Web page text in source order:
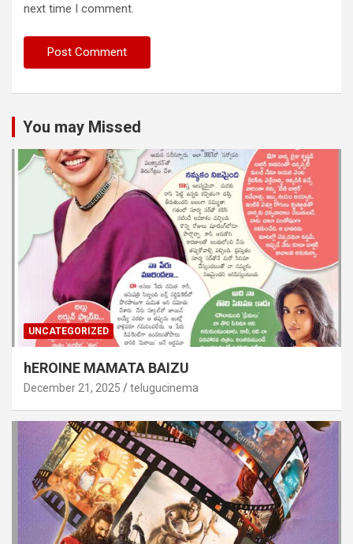
next time I comment.
You may Missed
UNCATEGORIZED
hEROINE MAMATA BAIZU
December 21, 2025 telugucinema